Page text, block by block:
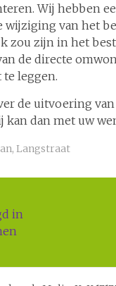
Wij hebben
wijziging van het
zou zijn in het
de directe
leggen.
de uitvoering
kan dan met uw
, Langstraat
in